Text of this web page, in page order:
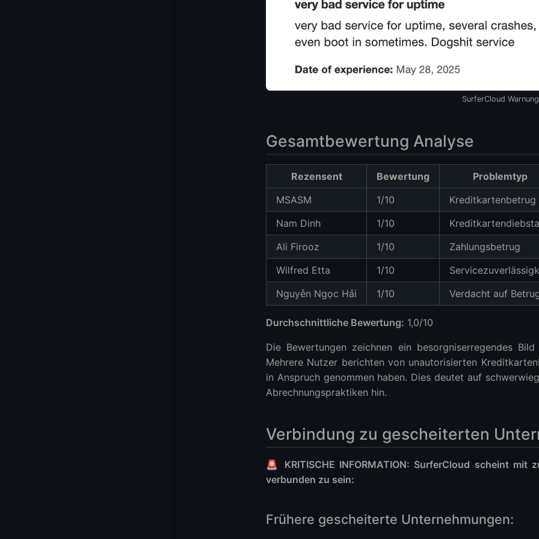
SurferCloud Warnung
Gesamtbewertung Analyse
Rezensent Bewertung
Problemtyp
MSASM
1/10
Kreditkartenbetrug
Nam Dinh
1/10
Ali Firooz
1/10
Zahlungsbetrug
Wilfred Etta
1/10
Nguyễn Ngọc Hải
1/10 Verdacht auf
Durchschnittliche Bewertung: 1,0/10
Die Bewertungen zeichnen ein besorgniserregendes
Mehrere Nutzer berichten von unautorisierten
in Anspruch genommen haben. Dies deutet auf
Abrechnungspraktiken hin.
Verbindung zu gescheiterten
🚨 KRITISCHE INFORMATION: SurferCloud scheint mit
verbunden zu sein:
Frühere gescheiterte Unternehmungen: